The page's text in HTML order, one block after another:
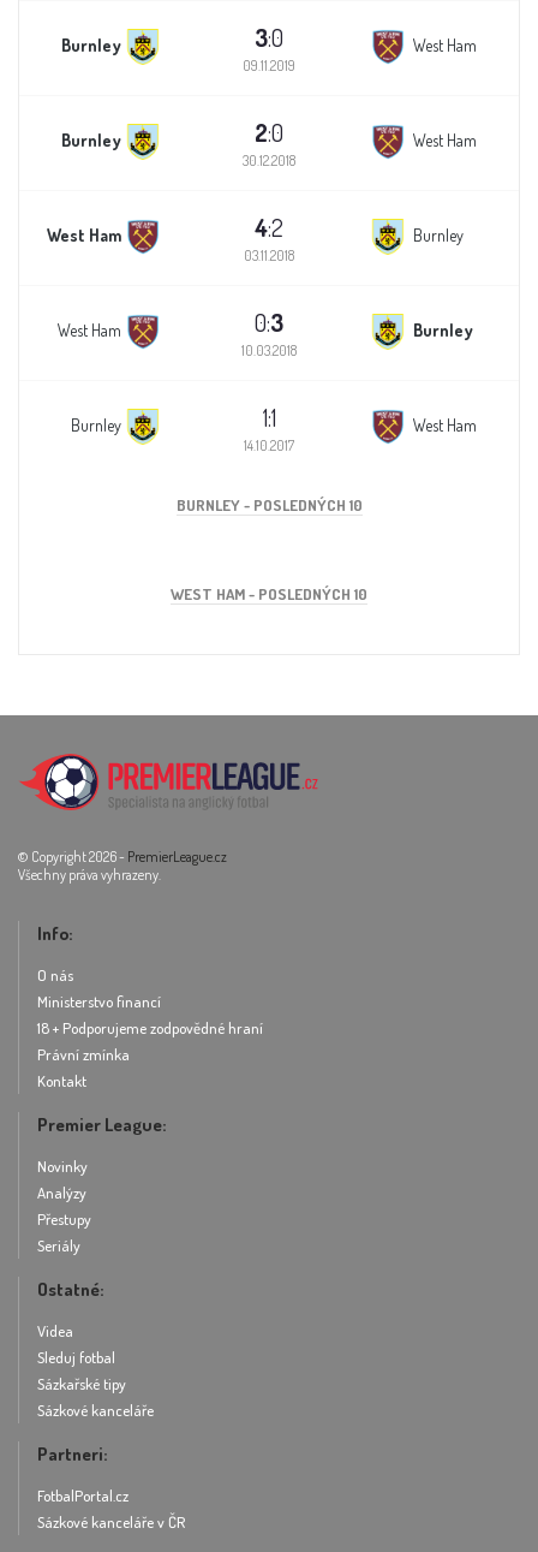
Burnley 3:0
09.11.2019
West Ham
Burnley 2:0
30.12.2018
West Ham
West Ham 4:2
03.11.2018
Burnley
West Ham 0:3
10.03.2018
Burnley
Burnley 1:1
14.10.2017
West Ham
BURNLEY - POSLEDNÝCH 10
WEST HAM - POSLEDNÝCH 10
© Copyright 2026 - PremierLeague.cz
Všechny práva vyhrazeny.
Info:
O nás
Ministerstvo financí
18 + Podporujeme zodpovědné hraní
Právní zmínka
Kontakt
Premier League:
Novinky
Analýzy
Přestupy
Seriály
Ostatné:
Videa
Sleduj fotbal
Sázkařské tipy
Sázkové kanceláře
Partneri:
FotbalPortal.cz
Sázkové kanceláře v ČR